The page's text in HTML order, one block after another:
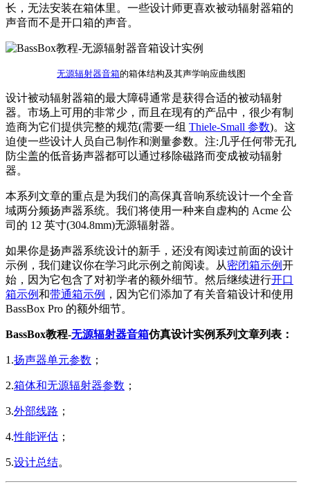
长，无法安装在箱体里。一些设计师更喜欢被动辐射器箱的
声音而不是开口箱的声音。
无源辐射器音箱的箱体结构及其声学响应曲线图
设计被动辐射器箱的最大障碍通常是获得合适的被动辐射
器。市场上可用的非常少，而且在现有的产品中，很少有制
造商为它们提供完整的规范(需要一组 Thiele-Small 参数)。这
迫使一些设计人员自己制作和测量参数。注:几乎任何带无孔
防尘盖的低音扬声器都可以通过移除磁路而变成被动辐射
器。
本系列文章的重点是为我们的高保真音响系统设计一个全音
域两分频扬声器系统。我们将使用一种来自虚构的 Acme 公
司的 12 英寸(304.8mm)无源辐射器。
如果你是扬声器系统设计的新手，还没有阅读过前面的设计
示例，我们建议你在学习此示例之前阅读。从密闭箱示例开
始，因为它包含了对初学者的额外细节。然后继续进行开口
箱示例和带通箱示例 ，因为它们添加了有关音箱设计和使用
BassBox Pro 的额外细节。
BassBox教程-无源辐射器音箱仿真设计实例系列文章列表：
1.扬声器单元参数 ；
2.箱体和无源辐射器参数 ；
3.外部线路 ；
4.性能评估 ；
5.设计总结。